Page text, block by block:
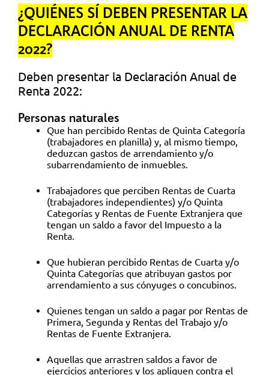
¿QUIÉNES SÍ DEBEN PRESENTAR LA
DECLARACIÓN ANUAL DE RENTA
2022?
Deben presentar la Declaración Anual de
Renta 2022:
Personas naturales
Que han percibido Rentas de Quinta Categoría
(trabajadores en planilla) y, al mismo tiempo,
deduzcan gastos de arrendamiento y/o
subarrendamiento de inmuebles.
Trabajadores que perciben Rentas de Cuarta
(trabajadores independientes) y/o Quinta
Categorías y Rentas de Fuente Extranjera que
tengan un saldo a favor del Impuesto a la
Renta.
Que hubieran percibido Rentas de Cuarta y/o
Quinta Categorías que atribuyan gastos por
arrendamiento a sus cónyuges o concubinos.
Quienes tengan un saldo a pagar por Rentas de
Primera, Segunda y Rentas del Trabajo y/o
Rentas de Fuente Extranjera.
Aquellas que arrastren saldos a favor de
ejercicios anteriores y los apliquen contra el